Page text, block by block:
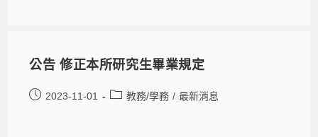
公告 修正本所研究生畢業規定
2023-11-01 教務/學務 / 最新消息